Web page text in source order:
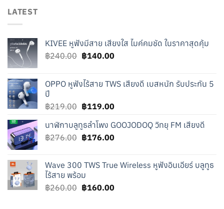
LATEST
KIVEE หูฟังมีสาย เสียงใส ไมค์คมชัด ในราคาสุดคุ้ม
฿240.00 Original
฿240.00.
฿140.00Current
฿140.00.
OPPO หูฟังไร้สาย TWS เสียงดี เบสหนัก รับประกัน 5
ปี
฿219.00 Original
was:
฿219.00.
฿119.00Current
is:
฿119.00.
นาฬิกาบลูทูธลำโพง GOOJODOQ วิทยุ FM เสียงดี
฿276.00 Original
฿276.00.
฿176.00Current
฿176.00.
Wave 300 TWS True Wireless หูฟังอินเอียร์ บลูทูธ
ไร้สาย พร้อม
฿260.00 Original
฿160.00Current